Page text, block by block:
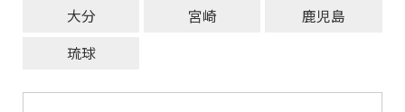
大分
宮崎
鹿児島
琉球